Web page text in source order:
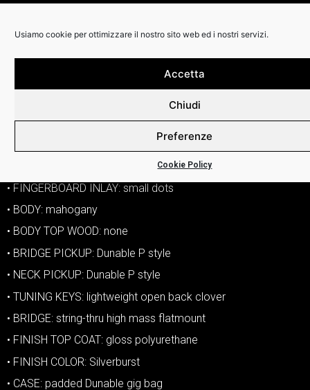
Usiamo cookie per ottimizzare il nostro sito web ed i nostri servizi.
Accetta
Chiudi
Preferenze
Cookie Policy
• NECK: mahogany | ebony | white binding
• NUT: Graphtech Tusq
• VOLUME CONTROLS: two volume
• FINGERBOARD INLAY: small dots
• BODY: mahogany
• BODY TOP WOOD: none
• BRIDGE PICKUP: Dunable P style
• NECK PICKUP: Dunable P style
• TUNING KEYS: lightweight open back clover
• BRIDGE: string-thru high mass flatmount
• FINISH TOP COAT: gloss polyurethane
• FINISH COLOR: Silverburst
• CASE: padded Dunable gig bag